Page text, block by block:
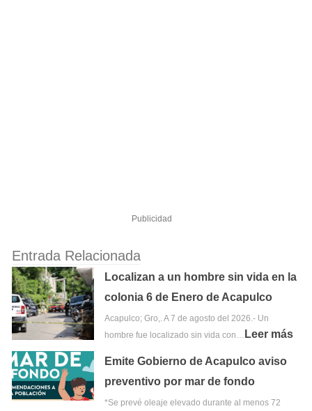
Publicidad
Entrada Relacionada
Localizan a un hombre sin vida en la
colonia 6 de Enero de Acapulco
Acapulco; Gro,. A 7 de agosto del 2026.- Un
hombre fue localizado sin vida con… Leer más
Emite Gobierno de Acapulco aviso
preventivo por mar de fondo
*Se prevé oleaje elevado durante al menos 72